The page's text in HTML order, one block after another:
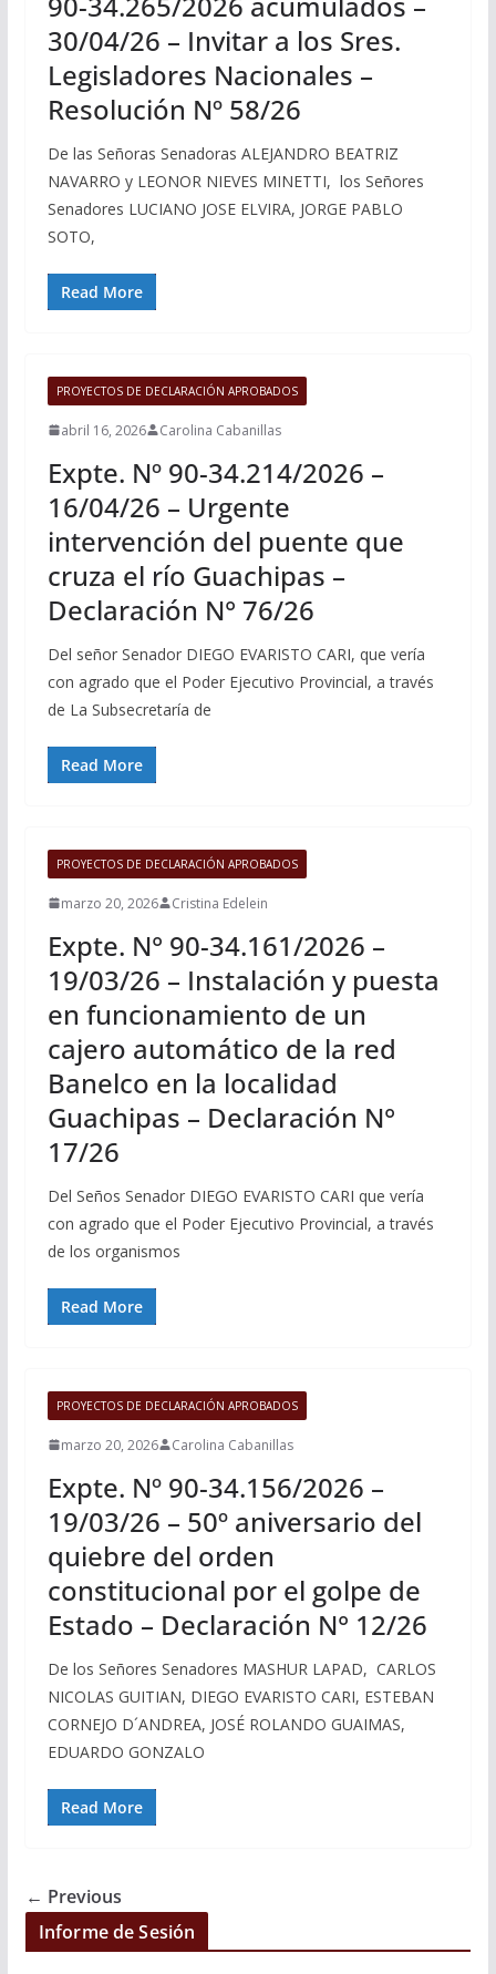
30/04/26 – Invitar a los Sres.
Legisladores Nacionales –
Resolución Nº 58/26
De las Señoras Senadoras ALEJANDRO BEATRIZ
NAVARRO y LEONOR NIEVES MINETTI, los Señores
Senadores LUCIANO JOSE ELVIRA, JORGE PABLO
SOTO,
Read More
PROYECTOS DE DECLARACIÓN APROBADOS
abril 16, 2026 Carolina Cabanillas
Expte. Nº 90-34.214/2026 –
16/04/26 – Urgente
intervención del puente que
cruza el río Guachipas –
Declaración N° 76/26
Del señor Senador DIEGO EVARISTO CARI, que vería
con agrado que el Poder Ejecutivo Provincial, a través
de La Subsecretaría de
Read More
PROYECTOS DE DECLARACIÓN APROBADOS
marzo 20, 2026 Cristina Edelein
Expte. N° 90-34.161/2026 –
19/03/26 – Instalación y puesta
en funcionamiento de un
cajero automático de la red
Banelco en la localidad
Guachipas – Declaración N°
17/26
Del Seños Senador DIEGO EVARISTO CARI que vería
con agrado que el Poder Ejecutivo Provincial, a través
de los organismos
Read More
PROYECTOS DE DECLARACIÓN APROBADOS
marzo 20, 2026 Carolina Cabanillas
Expte. Nº 90-34.156/2026 –
19/03/26 – 50º aniversario del
quiebre del orden
constitucional por el golpe de
Estado – Declaración N° 12/26
De los Señores Senadores MASHUR LAPAD, CARLOS
NICOLAS GUITIAN, DIEGO EVARISTO CARI, ESTEBAN
CORNEJO D´ANDREA, JOSÉ ROLANDO GUAIMAS,
EDUARDO GONZALO
Read More
← Previous
Informe de Sesión